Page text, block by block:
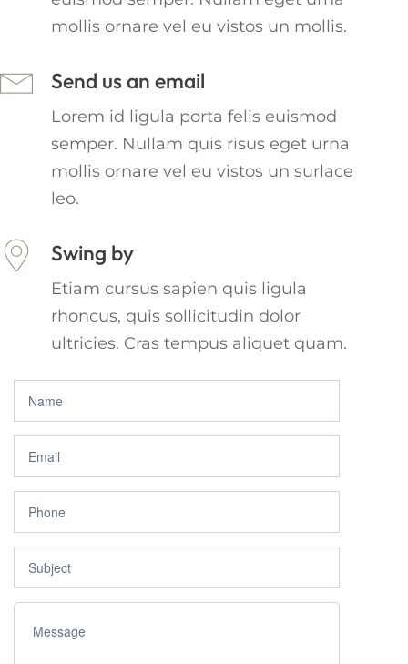
mollis ornare vel eu vistos un mollis.
Send us an email
Lorem id ligula porta felis euismod
semper. Nullam quis risus eget urna
mollis ornare vel eu vistos un surlace
leo.
Swing by
Etiam cursus sapien quis ligula
rhoncus, quis sollicitudin dolor
ultricies. Cras tempus aliquet quam.